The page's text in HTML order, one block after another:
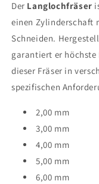
Der Langlochfräser
einen Zylinderschaft
Schneiden.
garantiert er
dieser Fräser in
spezifischen
2,00 mm
3,00 mm
4,00 mm
5,00 mm
6,00 mm